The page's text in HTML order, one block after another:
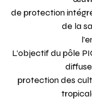
de protection
de la
L’objectif du pôle
protection des